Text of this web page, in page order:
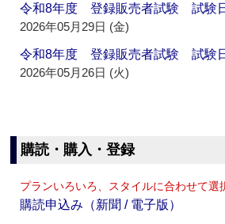
令和8年度 登録販売者試験 試験
2026年05月29日 (金)
令和8年度 登録販売者試験 試験
2026年05月26日 (火)
購読・購入・登録
プランいろいろ、スタイルに合わせて選
購読申込み（新聞 / 電子版）